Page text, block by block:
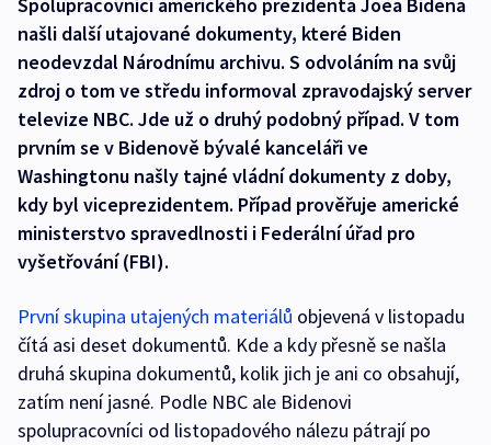
Spolupracovníci amerického prezidenta Joea Bidena
našli další utajované dokumenty, které Biden
neodevzdal Národnímu archivu. S odvoláním na svůj
zdroj o tom ve středu informoval zpravodajský server
televize NBC. Jde už o druhý podobný případ. V tom
prvním se v Bidenově bývalé kanceláři ve
Washingtonu našly tajné vládní dokumenty z doby,
kdy byl viceprezidentem. Případ prověřuje americké
ministerstvo spravedlnosti i Federální úřad pro
vyšetřování (FBI).
První skupina utajených materiálů objevená v listopadu
čítá asi deset dokumentů. Kde a kdy přesně se našla
druhá skupina dokumentů, kolik jich je ani co obsahují,
zatím není jasné. Podle NBC ale Bidenovi
spolupracovníci od listopadového nálezu pátrají po